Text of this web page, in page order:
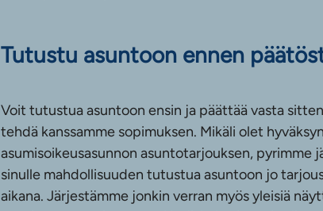
Tutustu asuntoon ennen
Voit tutustua asuntoon ensin ja päättää vasta
tehdä kanssamme sopimuksen. Mikäli olet
asumisoikeusasunnon asuntotarjouksen, pyrimme
sinulle mahdollisuuden tutustua asuntoon jo
aikana. Järjestämme jonkin verran myös yleisiä